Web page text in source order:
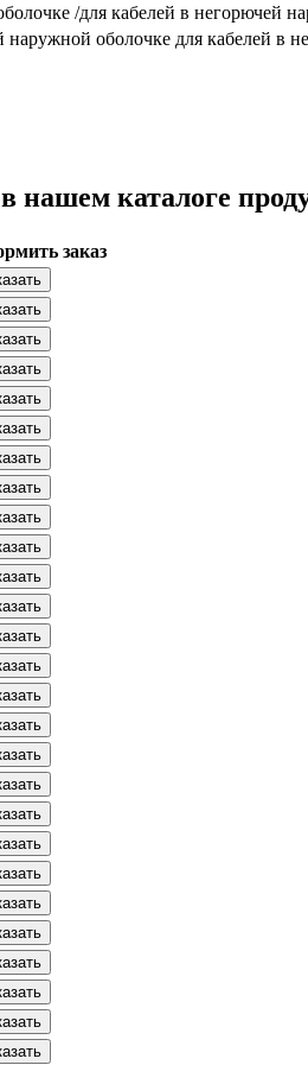
/для кабелей в негорючей
оболочке для кабелей в
каталоге
заказ